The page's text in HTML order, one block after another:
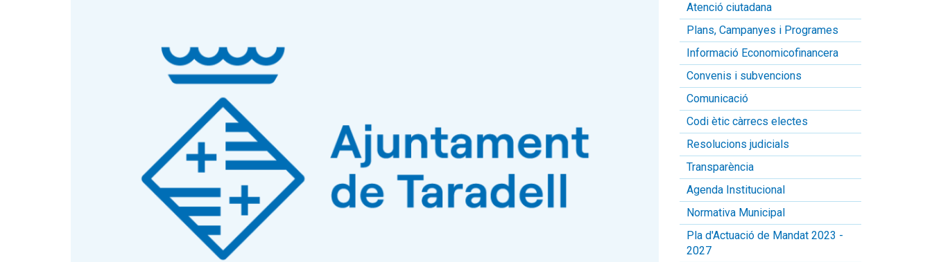
Atenció ciutadana
Plans, Campanyes i Programes
Informació Economicofinancera
Convenis i subvencions
Comunicació
Codi ètic càrrecs electes
Resolucions judicials
Transparència
Agenda Institucional
Normativa Municipal
Pla d'Actuació de Mandat 2023 -
2027